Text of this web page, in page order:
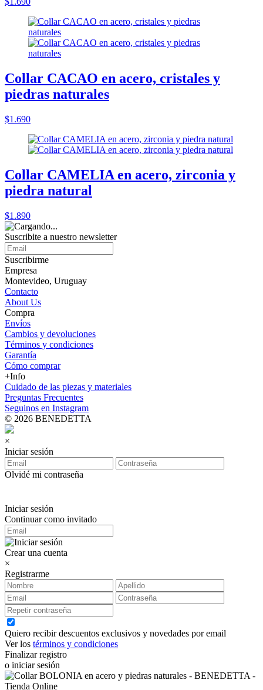
Collar CACAO en acero, cristales y
piedras naturales
$1.690
Collar CAMELIA en acero, zirconia y
piedra natural
$1.890
Suscribite a nuestro newsletter
Suscribirme
Empresa
Montevideo, Uruguay
Contacto
About Us
Compra
Envíos
Cambios y devoluciones
Términos y condiciones
Garantía
Cómo comprar
+Info
Cuidado de las piezas y materiales
Preguntas Frecuentes
Seguinos en Instagram
© 2026 BENEDETTA
×
Iniciar sesión
Olvidé mi contraseña
Iniciar sesión
Continuar como invitado
Crear una cuenta
×
Registrarme
Quiero recibir descuentos exclusivos y novedades por email
Ver los términos y condiciones
Finalizar registro
o iniciar sesión